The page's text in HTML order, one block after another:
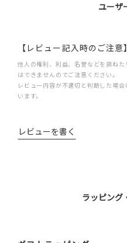
ユーザ
【レビュー記入時のご注意】
他人の権利、利益、名誉などを損ね
はできませんのでご注意ください。
レビュー内容が不適切と判断した場
います。
レビューを書く
ラッピング